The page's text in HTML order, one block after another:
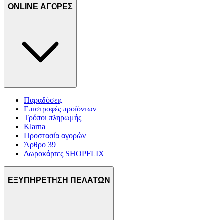
ONLINE ΑΓΟΡΕΣ
Παραδόσεις
Επιστροφές προϊόντων
Τρόποι πληρωμής
Klarna
Προστασία αγορών
Άρθρο 39
Δωροκάρτες SHOPFLIX
ΕΞΥΠΗΡΕΤΗΣΗ ΠΕΛΑΤΩΝ